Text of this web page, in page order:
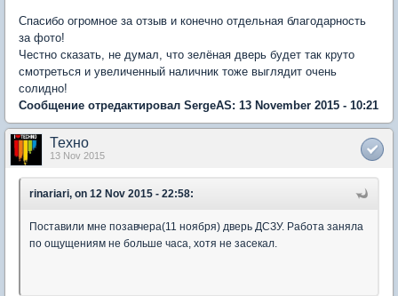
Спасибо огромное за отзыв и конечно отдельная благодарность
за фото!
Честно сказать, не думал, что зелёная дверь будет так круто
смотреться и увеличенный наличник тоже выглядит очень
солидно!
Сообщение отредактировал SergeAS: 13 November 2015 - 10:21
Техно
13 Nov 2015
rinariari, on 12 Nov 2015 - 22:58:
Поставили мне позавчера(11 ноября) дверь ДСЗУ. Работа заняла
по ощущениям не больше часа, хотя не засекал.